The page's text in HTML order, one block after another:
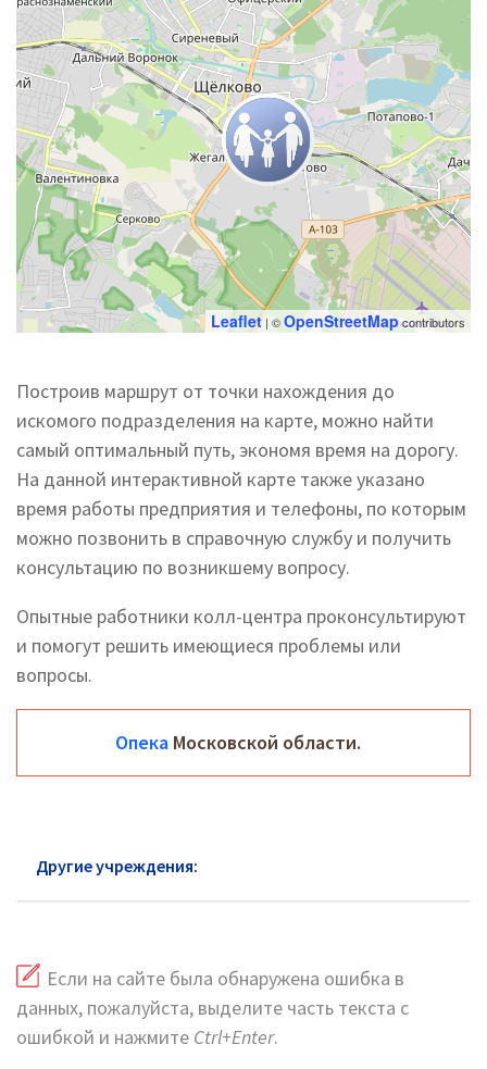
Leaflet| ©OpenStreetMapcontributors
Построив маршрут от точки нахождения до
искомого подразделения на карте, можно найти
самый оптимальный путь, экономя время на дорогу.
На данной интерактивной карте также указано
время работы предприятия и телефоны, по которым
можно позвонить в справочную службу и получить
консультацию по возникшему вопросу.
Опытные работники колл-центра проконсультируют
и помогут решить имеющиеся проблемы или
вопросы.
Опека Московской области.
Другие учреждения:
Если на сайте была обнаружена ошибка в
данных, пожалуйста, выделите часть текста с
ошибкой и нажмите Ctrl+Enter.